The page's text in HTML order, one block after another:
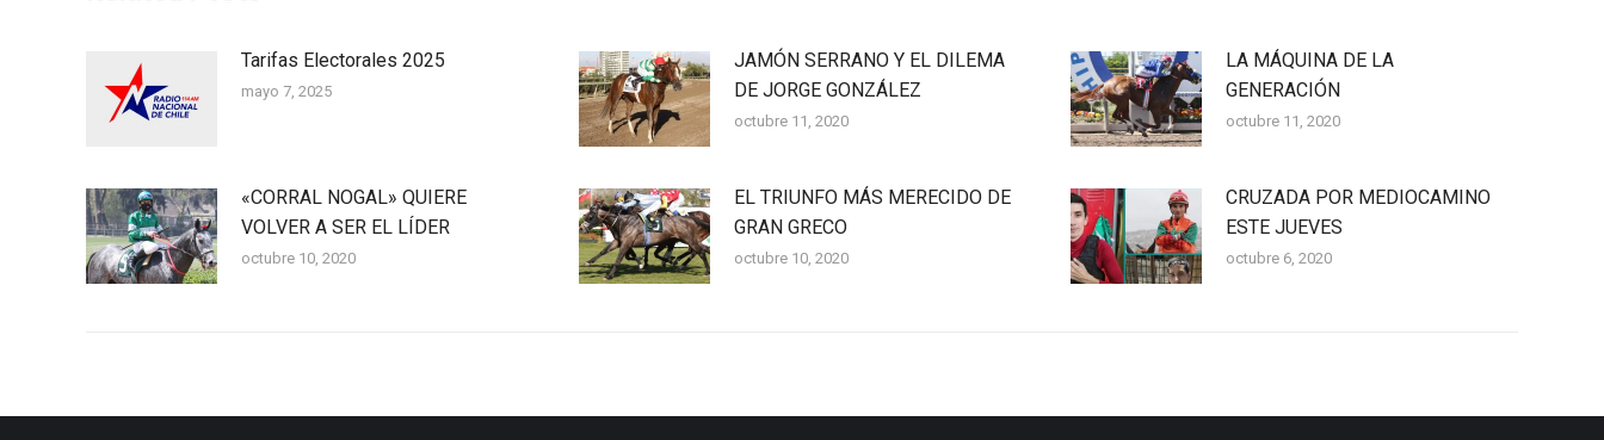
Tarifas Electorales 2025
mayo 7, 2025
JAMÓN SERRANO Y EL DILEMA
DE JORGE GONZÁLEZ
octubre 11, 2020
LA MÁQUINA DE LA
GENERACIÓN
octubre 11, 2020
«CORRAL NOGAL» QUIERE
VOLVER A SER EL LÍDER
octubre 10, 2020
EL TRIUNFO MÁS MERECIDO DE
GRAN GRECO
octubre 10, 2020
CRUZADA POR MEDIOCAMINO
ESTE JUEVES
octubre 6, 2020